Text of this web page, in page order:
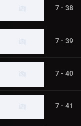
7 - 38
7 - 39
7 - 40
7 - 41